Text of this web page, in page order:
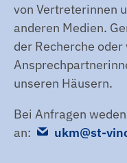
von Vertreterinnen
anderen Medien.
der Recherche
unseren Häusern.
Bei Anfragen
an:
ukm@st-